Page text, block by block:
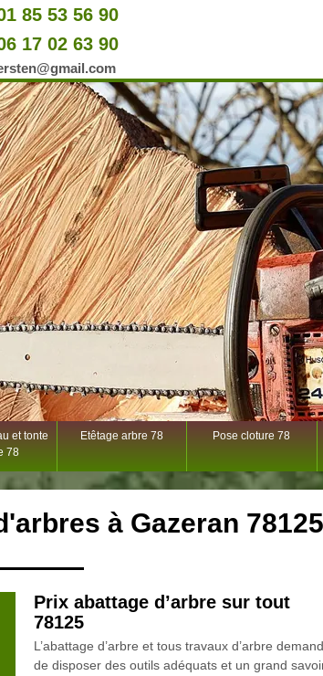
85 53 56 90
17 02 63 90
et tonte
78
Etêtage arbre 78 Pose cloture 78
à Gazeran 78125
Prix abattage d’arbre sur tout
78125
L’abattage d’arbre et tous travaux d’arbre
de disposer des outils adéquats et un grand